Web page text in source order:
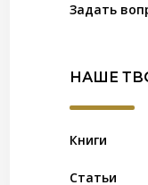
Задать
НАШЕ
Книги
Статьи